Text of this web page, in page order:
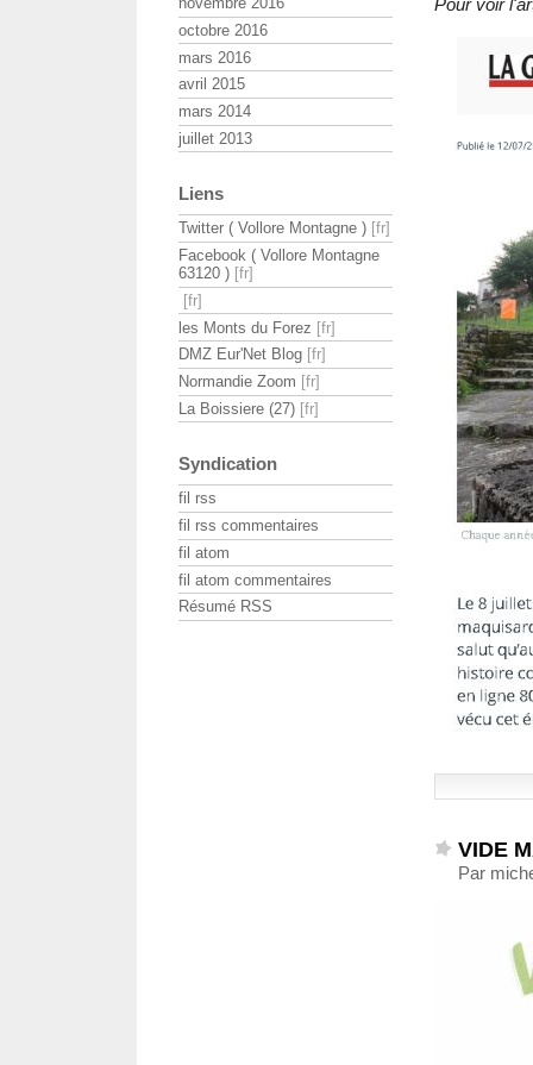
Pour voir
VIDE
Par
octobre 2016
mars 2016
avril 2015
mars 2014
juillet 2013
Liens
Twitter ( Vollore Montagne )
Facebook ( Vollore Montagne
63120 )
les Monts du Forez
DMZ Eur'Net Blog
Normandie Zoom
La Boissiere (27)
Syndication
fil rss
fil rss commentaires
fil atom
fil atom commentaires
Résumé RSS